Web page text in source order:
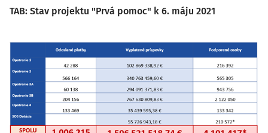
TAB: Stav projektu "Prvá pomoc" k 6. máju 2021